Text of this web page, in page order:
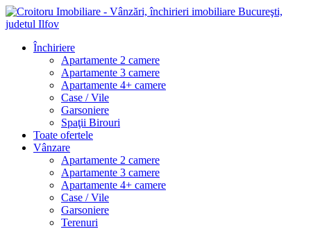
Închiriere
Apartamente 2 camere
Apartamente 3 camere
Apartamente 4+ camere
Case / Vile
Garsoniere
Spaţii Birouri
Toate ofertele
Vânzare
Apartamente 2 camere
Apartamente 3 camere
Apartamente 4+ camere
Case / Vile
Garsoniere
Terenuri